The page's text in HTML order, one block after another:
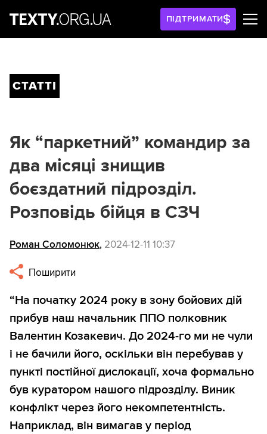
ПІДТРИМАТИ
СТАТТІ
Як “паркетний” командир за
два місяці знищив
боєздатний підрозділ.
Розповідь бійця в СЗЧ
Роман Соломонюк, 2024-12-11 10:37
Поширити
“На початку 2024 року в зону бойових дій
прибув наш начальник ППО полковник
Валентин Козакевич. До 2024-го ми не чули
і не бачили його, оскільки він перебував у
пункті постійної дислокації, хоча формально
був куратором нашого підрозділу. Виник
конфлікт через його некомпетентність.
Наприклад, він вимагав у період